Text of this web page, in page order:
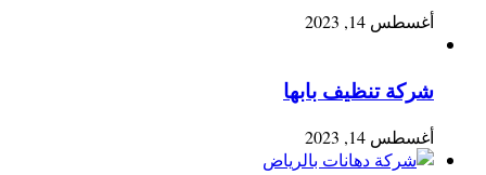
أغسطس 14, 2023
شركة تنظيف بابها
أغسطس 14, 2023